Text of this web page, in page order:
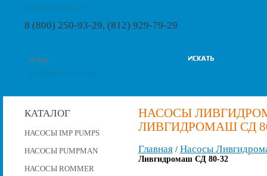
8 (800) 250-93-29, (812) 929-79-29
КАТАЛОГ
НАСОСЫ IMP PUMPS
НАСОСЫ PUMPMAN
НАСОСЫ ROMMER
НАСОСЫ
ЛИВГИДРОМАШ СД
Главная/ Насосы
Ливгидромаш СД 80-32